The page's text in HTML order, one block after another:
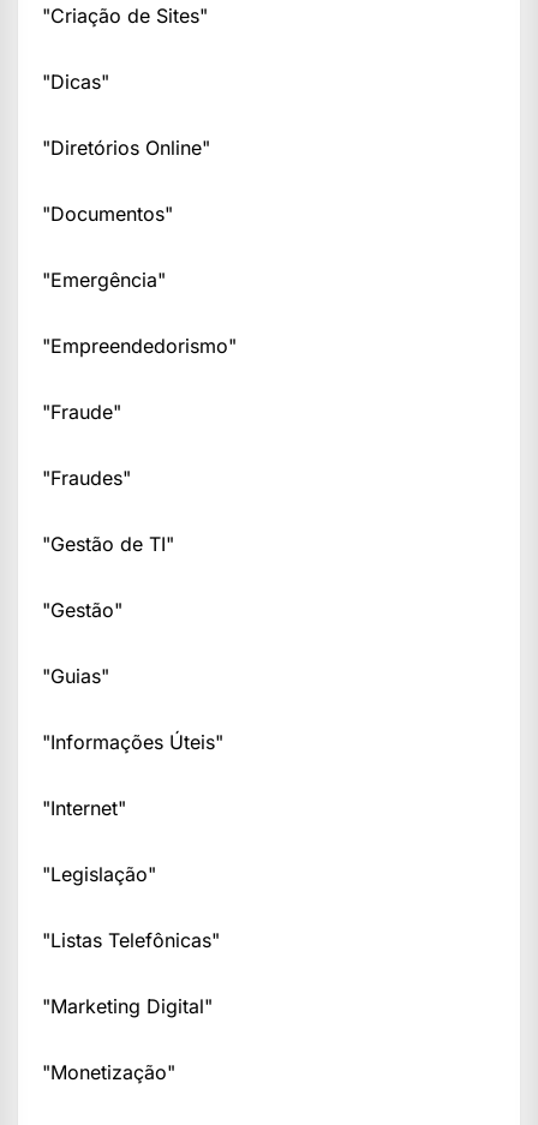
"Criação de Sites"
"Dicas"
"Diretórios Online"
"Documentos"
"Emergência"
"Empreendedorismo"
"Fraude"
"Fraudes"
"Gestão de TI"
"Gestão"
"Guias"
"Informações Úteis"
"Internet"
"Legislação"
"Listas Telefônicas"
"Marketing Digital"
"Monetização"